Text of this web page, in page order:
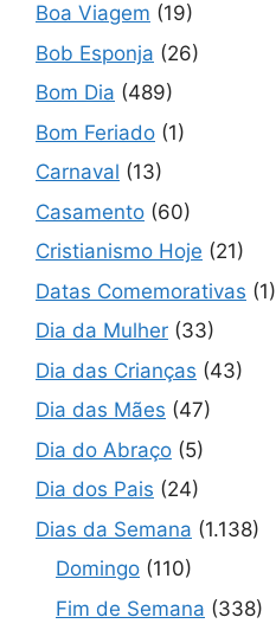
Boa Viagem (19)
Bob Esponja (26)
Bom Dia (489)
Bom Feriado (1)
Carnaval (13)
Casamento (60)
Cristianismo Hoje (21)
Datas Comemorativas (1)
Dia da Mulher (33)
Dia das Crianças (43)
Dia das Mães (47)
Dia do Abraço (5)
Dia dos Pais (24)
Dias da Semana (1.138)
Domingo (110)
Fim de Semana (338)